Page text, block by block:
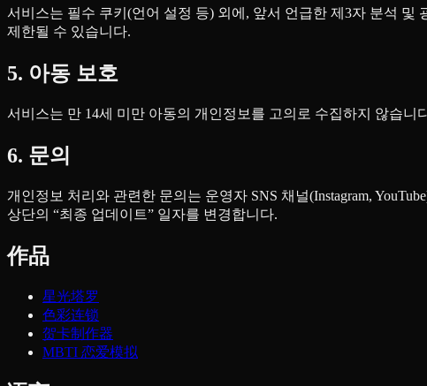
서비스는 필수 쿠키(언어 설정 등) 외에, 앞서 언급한 제3자 분석 및
제한될 수 있습니다.
5. 아동 보호
서비스는 만 14세 미만 아동의 개인정보를 고의로 수집하지 않습
6. 문의
개인정보 처리와 관련한 문의는 운영자 SNS 채널(Instagram,
상단의 “최종 업데이트” 일자를 변경합니다.
作品
星光塔罗
色彩连锁
贺卡制作器
MBTI 恋爱模拟